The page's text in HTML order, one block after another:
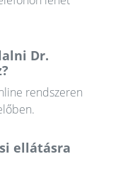
Dr.
rendszeren
ellátásra